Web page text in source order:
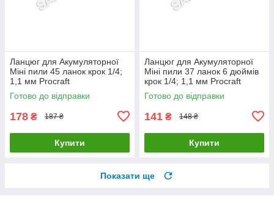
Ланцюг для Акумуляторної
Міні пили 45 ланок крок 1/4;
1,1 мм Procraft
Готово до відправки
178 ₴ 187 ₴
Купити
Ланцюг для Акумуляторної
Міні пили 37 ланок 6 дюймів
крок 1/4; 1,1 мм Procraft
Готово до відправки
141 ₴ 148 ₴
Купити
Показати ще